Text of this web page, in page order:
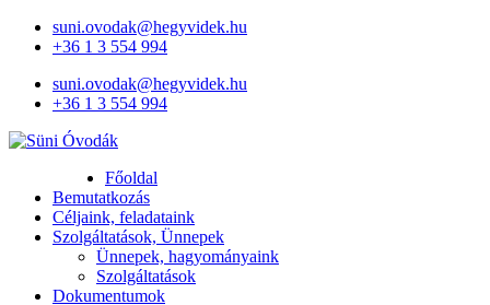
suni.ovodak@hegyvidek.hu
+36 1 3 554 994
suni.ovodak@hegyvidek.hu
+36 1 3 554 994
Süni Óvodák
Villaépület a város szívében
Főoldal
Bemutatkozás
Céljaink, feladataink
Szolgáltatások, Ünnepek
Ünnepek, hagyományaink
Szolgáltatások
Dokumentumok